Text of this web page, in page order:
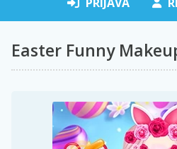
Easter Funny